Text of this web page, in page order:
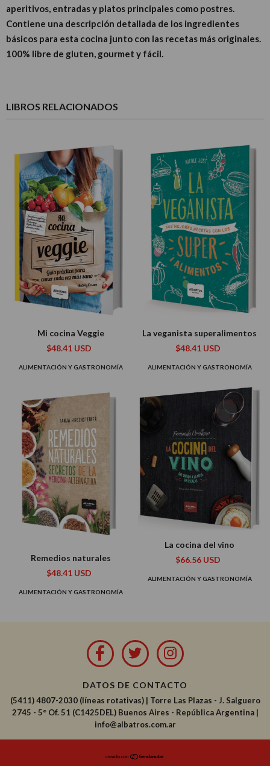
aperitivos, entradas y platos principales como postres.
Contiene una descripción detallada de los ingredientes
básicos para esta cocina junto con las recetas más originales.
100% libre de gluten, gourmet y fácil.
LIBROS RELACIONADOS
Mi cocina Veggie
$48.41 USD
ALIMENTACIÓN Y GASTRONOMÍA
La veganista superalimentos
$48.41 USD
ALIMENTACIÓN Y GASTRONOMÍA
Remedios naturales
$48.41 USD
ALIMENTACIÓN Y GASTRONOMÍA
La cocina del vino
$66.56 USD
ALIMENTACIÓN Y GASTRONOMÍA
DATOS DE CONTACTO
(5411) 4807-2030 (líneas rotativas)| Torre Las Plazas - J. Salguero
2745 - 5° Of. 51 (C1425DEL) Buenos Aires - República Argentina |
info@albatros.com.ar